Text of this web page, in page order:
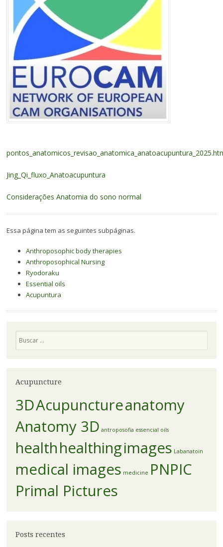
Jing_Qi_fluxo_Anatoacupuntura
Considerações Anatomia do sono normal
Essa página tem as seguintes subpáginas.
Anthroposophic body therapies
Anthroposophical Nursing
Ryodoraku
Essential oils
Acupuntura
Acupuncture
3DAcupunctureanatomy
Anatomy 3D antroposofia essencial oils
healthhealthingimages Labanatoin
medical images medicine PNPIC
Primal Pictures
Posts recentes